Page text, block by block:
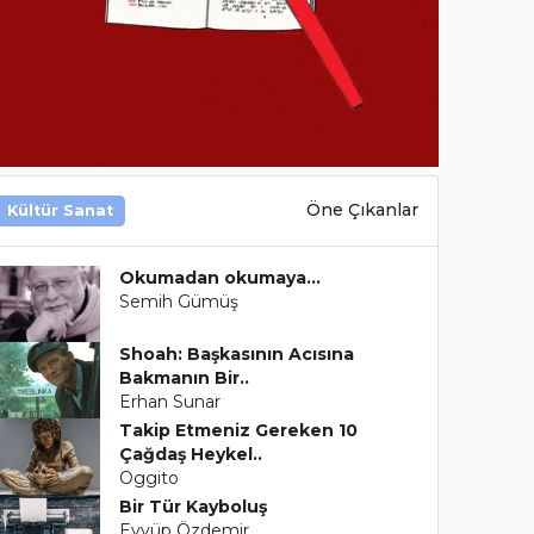
Kültür Sanat Öne Çıkanlar
Okumadan okumaya…
Semih Gümüş
Shoah: Başkasının Acısına
Bakmanın Bir..
Erhan Sunar
Takip Etmeniz Gereken 10
Çağdaş Heykel..
Oggito
Bir Tür Kayboluş